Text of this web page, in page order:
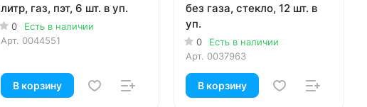
литр, газ, пэт, 6 шт. в уп.
0
Есть в наличии
Арт. 0044551
В корзину
без газа, стекло, 12 шт. в
уп.
0
Есть в наличии
Арт. 0037963
В корзину